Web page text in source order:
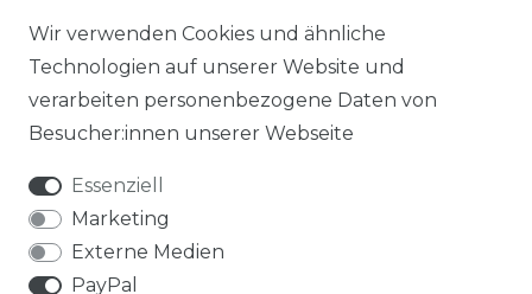
ZAHLEN SIE BEQUEM PER
Wir verwenden Cookies und ähnliche
Technologien auf unserer Website und
verarbeiten personenbezogene Daten von
Besucher:innen unserer Webseite
Essenziell
Marketing
Externe Medien
PayPal